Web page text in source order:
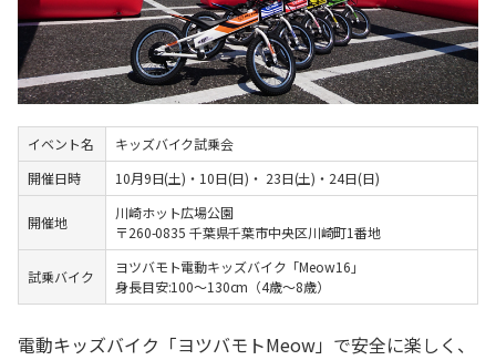
イベント名
キッズバイク試乗会
開催日時
10月9日(土)・10日(日)・ 23日(土)・24日(日)
開催地
川崎ホット広場公園
〒260-0835 千葉県千葉市中央区川崎町1番地
試乗バイク
ヨツバモト電動キッズバイク「Meow16」
身⾧目安:100～130cm（4歳～8歳）
電動キッズバイク「ヨツバモトMeow」で安全に楽しく、